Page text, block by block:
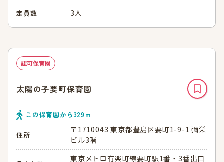
定員数 3人
認可保育園
太陽の子要町保育園
この保育園から329ｍ
住所
〒1710043 東京都豊島区要町1-9-1 彌栄
ビル3階
東京メトロ有楽町線要町駅1番・3番出口